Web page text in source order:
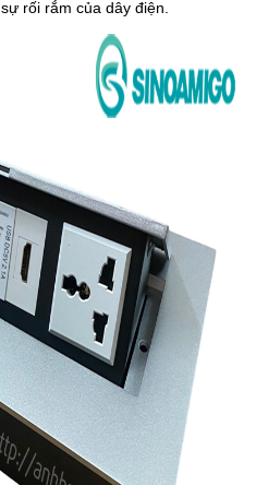
rối rắm của dây điện.